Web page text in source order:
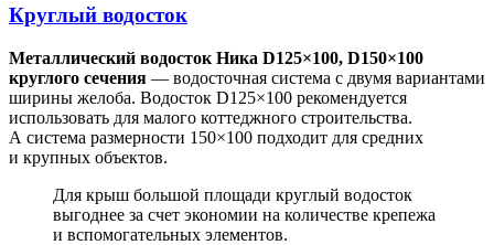
Круглый водосток
Металлический водосток Ника D125×100, D150×100
круглого сечения — водосточная система с двумя вариантами
ширины желоба. Водосток D125×100 рекомендуется
использовать для малого коттеджного строительства.
А система размерности 150×100 подходит для средних
и крупных объектов.
Для крыш большой площади круглый водосток
выгоднее за счет экономии на количестве крепежа
и вспомогательных элементов.